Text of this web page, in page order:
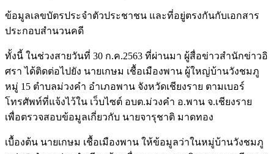
ข้อมูลเลขบัตรประจำตัวประชาชน และที่อยู่ตรงกันกับเอกสาร
ประกอบสำนวนคดี
ทั้งนี้ ในช่วงสายวันที่ 30 ก.ค.2563 ที่ผ่านมา ผู้สื่อข่าวสำนักข่าวอิ
ศรา ได้ติดต่อไปยัง นายเกษม เชื้อเมืองพาน ผู้ใหญ่บ้านวังชมภู
หมู่ 15 ตำบลม่วงคำ อำเภอพาน จังหวัดเชียงราย ตามเบอร์
โทรศัพท์ที่แจ้งไว้ใน เว็บไซต์ อบต.ม่วงคำ อ.พาน จ.เชียงราย
เพื่อตรวจสอบข้อมูลเกี่ยวกับ นายจารุชาติ มาดทอง
เบื้องต้น นายเกษม เชื้อเมืองพาน ให้ข้อมูลว่าในหมู่บ้านวังชมภู